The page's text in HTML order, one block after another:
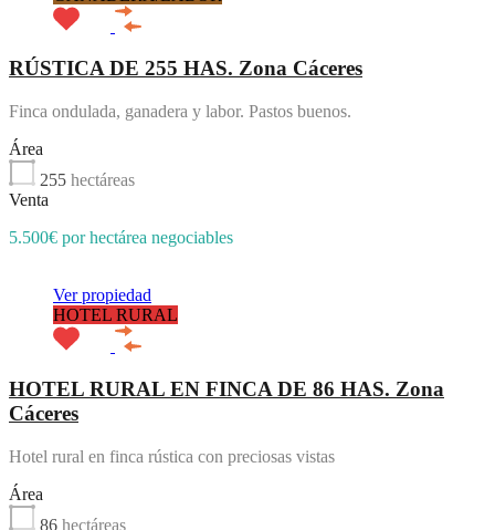
RÚSTICA DE 255 HAS. Zona Cáceres
Finca ondulada, ganadera y labor. Pastos buenos.
Área
255 hectáreas
Venta
5.500€ por hectárea negociables
Ver propiedad
HOTEL RURAL
HOTEL RURAL EN FINCA DE 86 HAS. Zona
Cáceres
Hotel rural en finca rústica con preciosas vistas
Área
86 hectáreas